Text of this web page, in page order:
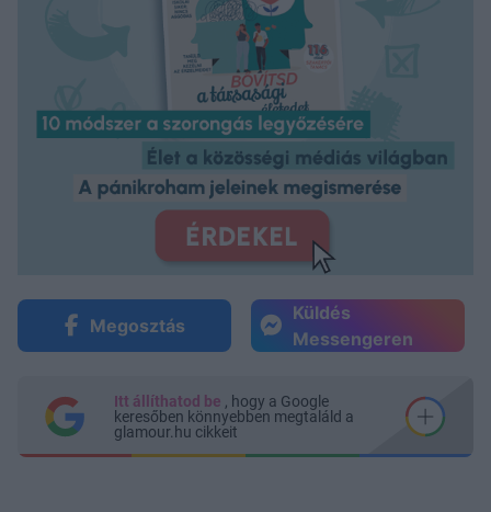
Megosztás
Küldés
Messengeren
Itt állíthatod be , hogy a Google
keresőben könnyebben megtaláld a
glamour.hu cikkeit